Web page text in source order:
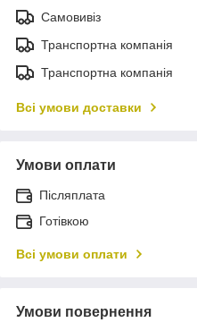
Самовивіз
Транспортна компанія
Транспортна компанія
Всі умови доставки
Умови оплати
Післяплата
Готівкою
Всі умови оплати
Умови повернення